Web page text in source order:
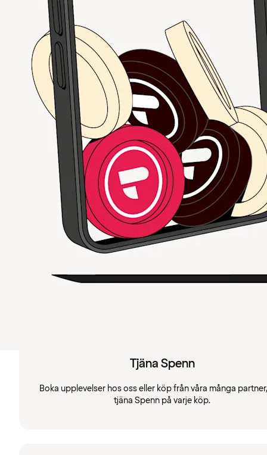
Tjäna Spenn
Boka upplevelser hos oss eller köp från våra många
tjäna Spenn på varje köp.